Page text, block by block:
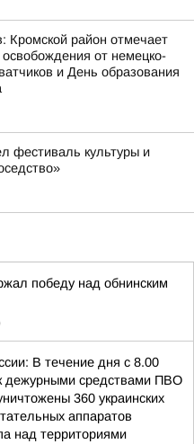
Кромской район отмечает
от немецко-
и День образования
фестиваль культуры и
победу над обнинским
В течение дня с 8.00
дежурными средствами ПВО
360 украинских
аппаратов
над территориями